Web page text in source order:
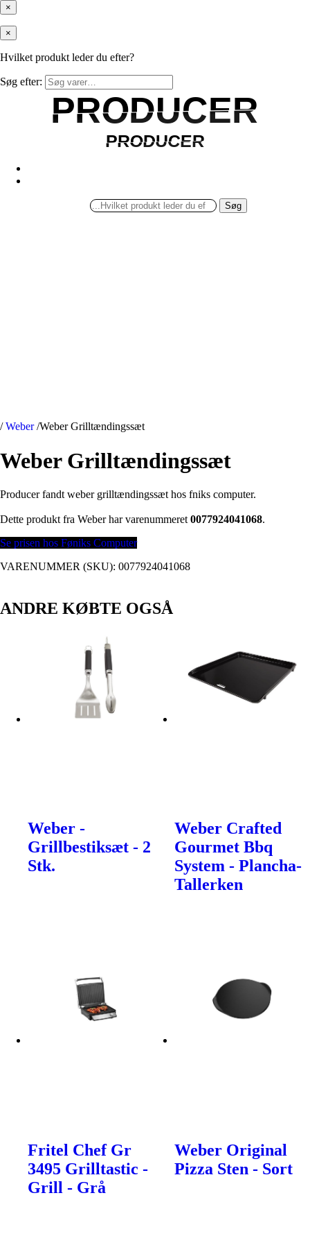
×
×
Hvilket produkt leder du efter?
Søg efter:
PRODUCER
PRODUCER
PRODUCER
PRODUCER
Søg
/ Weber /Weber Grilltændingssæt
Weber Grilltændingssæt
Producer fandt weber grilltændingssæt hos fniks computer.
Dette produkt fra Weber har varenummeret 0077924041068.
Se prisen hos Føniks Computer
VARENUMMER (SKU): 0077924041068
ANDRE KØBTE OGSÅ
Weber -
Grillbestiksæt - 2
Stk.
Weber Crafted
Gourmet Bbq
System - Plancha-
Tallerken
Fritel Chef Gr
3495 Grilltastic -
Grill - Grå
Weber Original
Pizza Sten - Sort